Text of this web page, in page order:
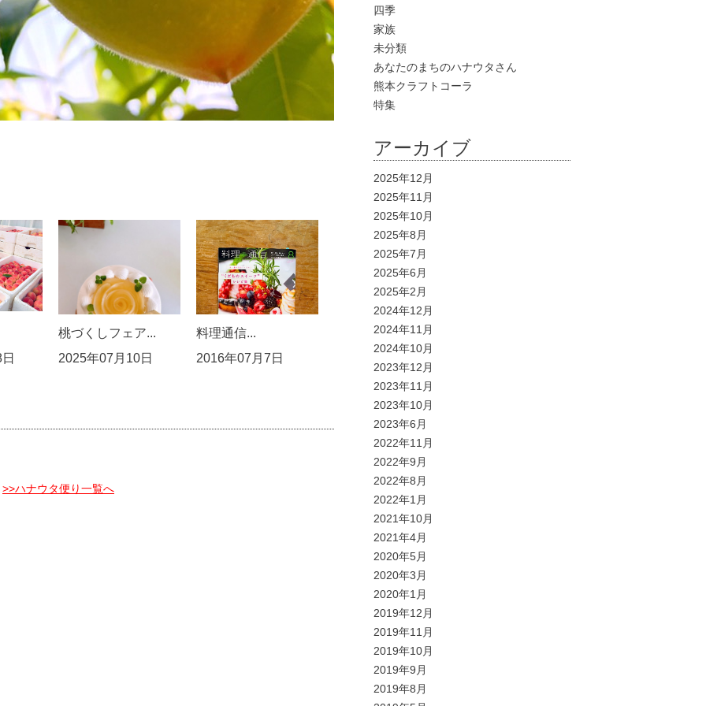
桃づくしフェア...
2025年07月10日
料理通信...
2016年07月7日
>>ハナウタ便り一覧へ
四季
家族
未分類
あなたのまちのハナウタさん
熊本クラフトコーラ
特集
アーカイブ
2025年12月
2025年11月
2025年10月
2025年8月
2025年7月
2025年6月
2025年2月
2024年12月
2024年11月
2024年10月
2023年12月
2023年11月
2023年10月
2023年6月
2022年11月
2022年9月
2022年8月
2022年1月
2021年10月
2021年4月
2020年5月
2020年3月
2020年1月
2019年12月
2019年11月
2019年10月
2019年9月
2019年8月